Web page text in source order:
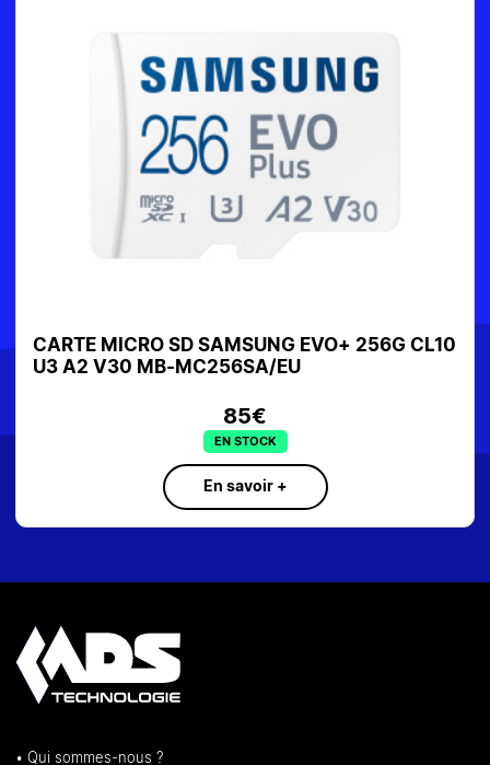
CARTE MICRO SD SAMSUNG EVO+ 256G CL10
U3 A2 V30 MB-MC256SA/EU
85€
EN STOCK
En savoir +
• Qui sommes-nous ?